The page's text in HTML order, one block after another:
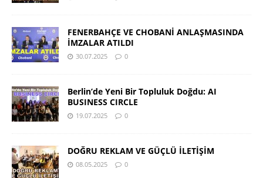
FENERBAHÇE VE CHOBANİ ANLAŞMASINDA
İMZALAR ATILDI
30.07.2025 0
Berlin’de Yeni Bir Topluluk Doğdu: AI
BUSINESS CIRCLE
19.07.2025 0
DOĞRU REKLAM VE GÜÇLÜ İLETİŞİM
08.05.2025 0